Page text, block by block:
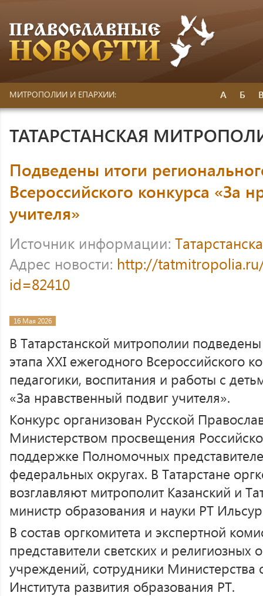
МИТРОПОЛИИ И ЕПАРХИИ: А Б
ТАТАРСТАНСКАЯ
Подведены итоги
Всероссийского конкурса «За
учителя»
Источник информации:
Адрес новости: http://
id=82410
16 Мая 2026
В Татарстанской митрополии
этапа XXI ежегодного Всероссийского
педагогики, воспитания и работы с
«За нравственный подвиг учителя».
Конкурс организован Русской
Министерством просвещения
поддержке Полномочных
федеральных округах. В Татарстане
возглавляют митрополит Казанский и
министр образования и науки РТ
В состав оргкомитета и экспертной
представители светских и религиозных
учреждений, сотрудники Министерства
Института развития образования РТ.